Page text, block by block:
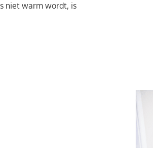
niet warm wordt, is